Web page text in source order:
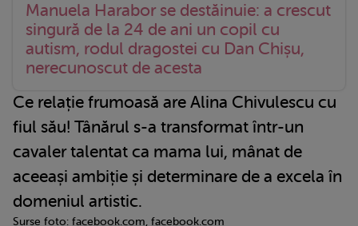
Manuela Harabor se destăinuie: a crescut
singură de la 24 de ani un copil cu
autism, rodul dragostei cu Dan Chișu,
nerecunoscut de acesta
Ce relație frumoasă are Alina Chivulescu cu
fiul său! Tânărul s-a transformat într-un
cavaler talentat ca mama lui, mânat de
aceeași ambiție și determinare de a excela în
domeniul artistic.
Surse foto: facebook.com, facebook.com